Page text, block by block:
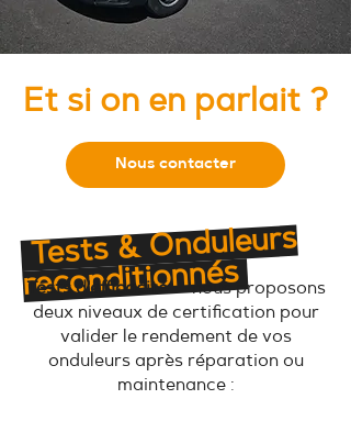
Et si on en parlait ?
Nous contacter
Tests & Onduleurs
reconditionnés
Tests d'efficacité— nous proposons
deux niveaux de certification pour
valider le rendement de vos
onduleurs après réparation ou
maintenance :